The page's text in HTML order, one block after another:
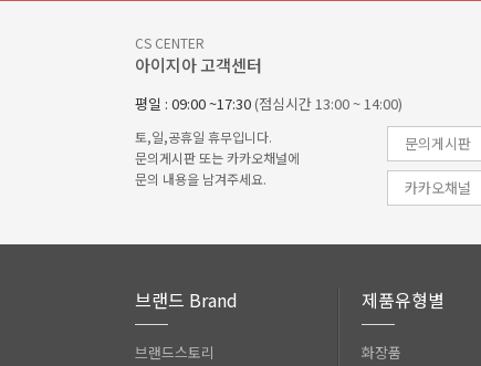
CS CENTER
아이지아 고객센터
평일 : 09:00 ~17:30 (점심시간 13:00 ~ 14:00)
토,일,공휴일 휴무입니다.
문의게시판 또는 카카오채널에
문의 내용을 남겨주세요.
문의게시판
카카오채널
브랜드 Brand
브랜드스토리
제품유형별
화장품